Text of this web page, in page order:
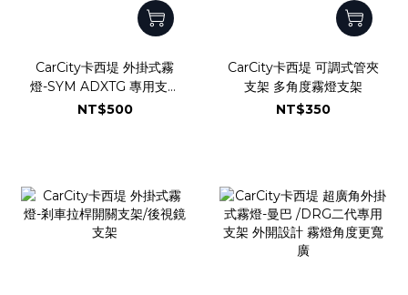
CarCity卡西堤 外掛式霧
燈-SYM ADXTG 專用支架
上下左右可調整
NT$500
CarCity卡西堤 可調式管夾
支架 多角度霧燈支架
NT$350